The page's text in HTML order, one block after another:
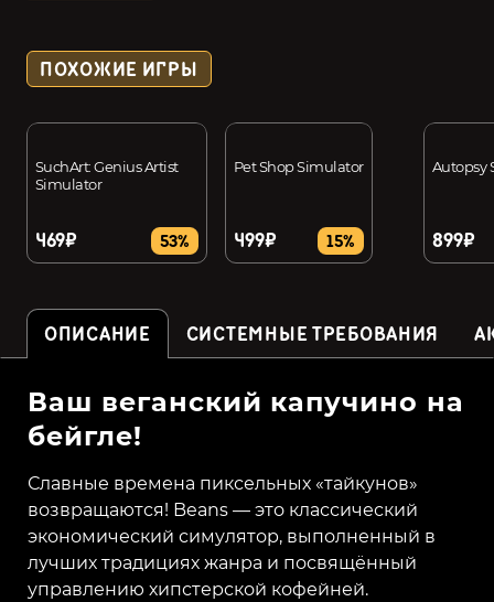
ПОХОЖИЕ ИГРЫ
SuchArt: Genius Artist
Simulator
469₽ 53%
Pet Shop Simulator
499₽ 15%
Autopsy
899₽
ОПИСАНИЕ СИСТЕМНЫЕ ТРЕБОВАНИЯ
Ваш веганский капучино на
бейгле!
Славные времена пиксельных «тайкунов»
возвращаются! Beans — это классический
экономический симулятор, выполненный в
лучших традициях жанра и посвящённый
управлению хипстерской кофейней.